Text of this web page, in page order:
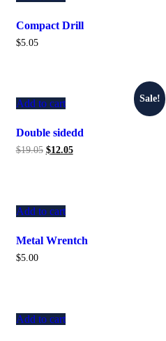
Compact Drill
$5.05
Sale!
Add to cart
Double sidedd
$19.05 $12.05
Add to cart
Metal Wrentch
$5.00
Add to cart